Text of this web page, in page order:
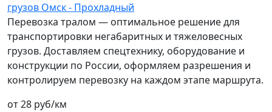
грузов Омск - Прохладный
Перевозка тралом — оптимальное решение для
транспортировки негабаритных и тяжеловесных
грузов. Доставляем спецтехнику, оборудование и
конструкции по России, оформляем разрешения и
контролируем перевозку на каждом этапе маршрута.
от 28 руб/км